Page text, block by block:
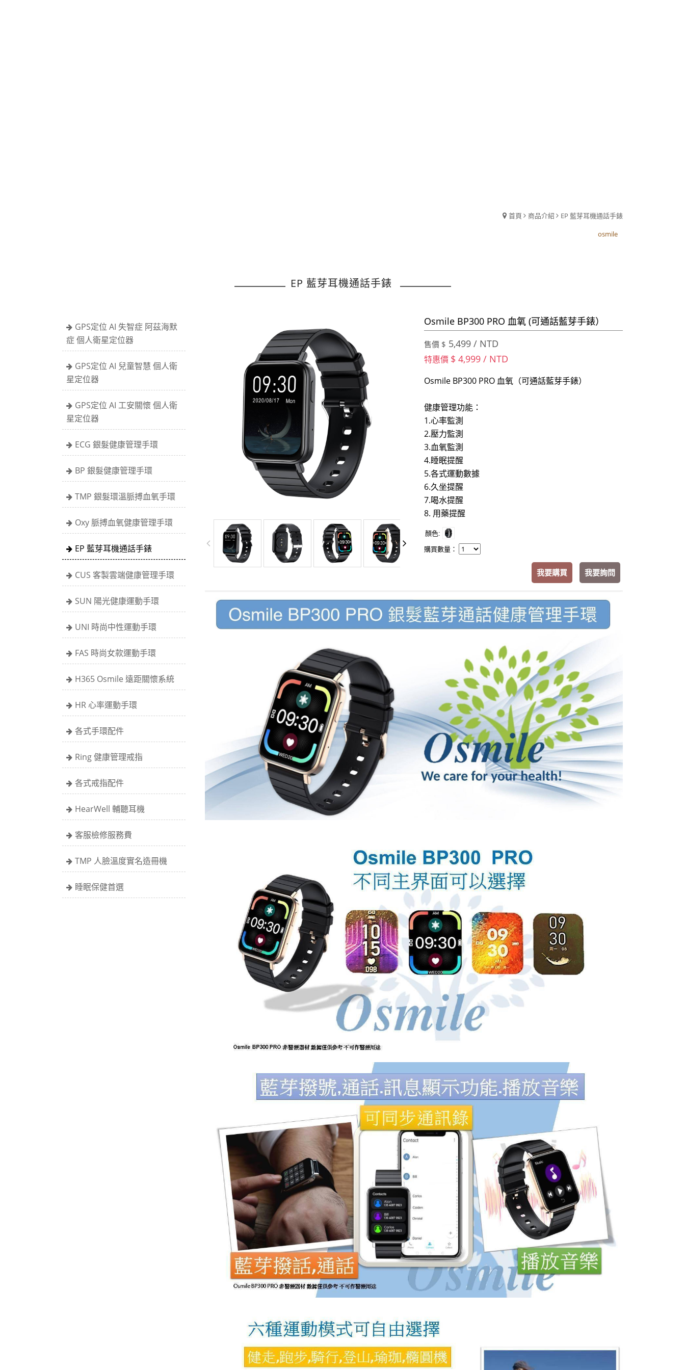
首頁 商品介紹
EP 藍芽耳機通話手錶
osmile
EP 藍芽耳機通話手錶
GPS定位 AI 失智症 阿茲海默
症 個人衛星定位器
GPS定位 AI 兒童智慧 個人衛
星定位器
GPS定位 AI 工安關懷 個人衛
星定位器
ECG 銀髮健康管理手環
BP 銀髮健康管理手環
TMP 銀髮環溫脈搏血氧手環
Oxy 脈搏血氧健康管理手環
EP 藍芽耳機通話手錶
CUS 客製雲端健康管理手環
SUN 陽光健康運動手環
UNI 時尚中性運動手環
FAS 時尚女款運動手環
H365 Osmile 遠距關懷系統
HR 心率運動手環
各式手環配件
Ring 健康管理戒指
各式戒指配件
HearWell 輔聽耳機
客服檢修服務費
TMP 人臉溫度實名造冊機
睡眠保健首選
Osmile BP300 PRO 血氧 (可通話藍芽手錶）
售價 $ 5,499 / NTD
特惠價 $ 4,999 / NTD
Osmile BP300 PRO 血氧（可通話藍芽手錶）
健康管理功能：
1.心率監測
2.壓力監測
3.血氧監測
4.睡眠提醒
5.各式運動數據
6.久坐提醒
7.喝水提醒
8. 用藥提醒
顏色
購買數量：
我要購買 我要詢問